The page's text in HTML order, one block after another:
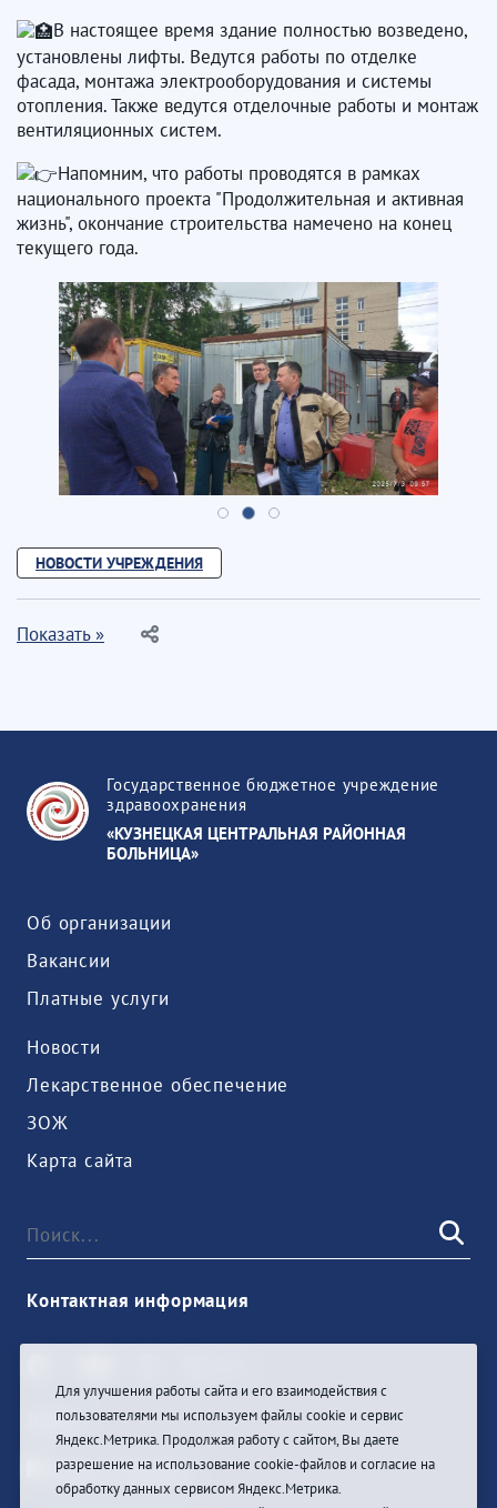
В настоящее время здание полностью возведено,
установлены лифты. Ведутся работы по отделке
фасада, монтажа электрооборудования и системы
отопления. Также ведутся отделочные работы и монтаж
вентиляционных систем.
Напомним, что работы проводятся в рамках
национального проекта "Продолжительная и активная
жизнь", окончание строительства намечено на конец
текущего года.
НОВОСТИ УЧРЕЖДЕНИЯ
Показать »
Государственное бюджетное учреждение
здравоохранения
«КУЗНЕЦКАЯ ЦЕНТРАЛЬНАЯ РАЙОННАЯ
БОЛЬНИЦА»
Об организации
Вакансии
Платные услуги
Новости
Лекарственное обеспечение
ЗОЖ
Карта сайта
Контактная информация
Войти
Для улучшения работы сайта и его взаимодействия с
пользователями мы используем файлы cookie и сервис
Яндекс.Метрика. Продолжая работу с сайтом, Вы даете
разрешение на использование cookie-файлов и согласие на
обработку данных сервисом Яндекс.Метрика.